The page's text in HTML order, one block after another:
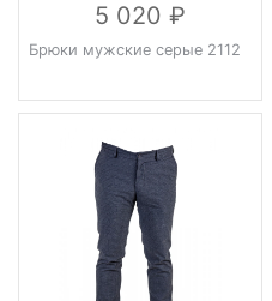
5 020
Брюки мужские серые 2112